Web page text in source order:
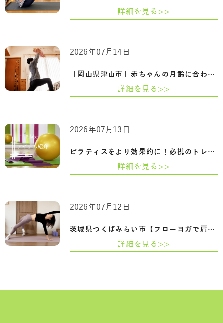
詳細を見る>>
「岡山県津山市」赤ちゃんの月齢に合わせ…
2026年07月14日
詳細を見る>>
ピラティスをより効果的に！必携のトレー…
2026年07月13日
詳細を見る>>
茨城県つくばみらい市【フローヨガで肩甲…
2026年07月12日
詳細を見る>>